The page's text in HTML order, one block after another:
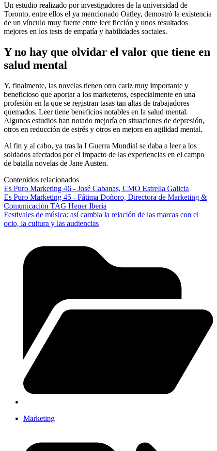
Un estudio realizado por investigadores de la universidad de
Toronto, entre ellos el ya mencionado Oatley, demostró la existencia
de un vínculo muy fuerte entre leer ficción y unos resultados
mejores en los tests de empatía y habilidades sociales.
Y no hay que olvidar el valor que tiene en
salud mental
Y, finalmente, las novelas tienen otro cariz muy importante y
beneficioso que aportar a los marketeros, especialmente en una
profesión en la que se registran tasas tan altas de trabajadores
quemados. Leer tiene beneficios notables en la salud mental.
Algunos estudios han notado mejoría en situaciones de depresión,
otros en reducción de estrés y otros en mejora en agilidad mental.
Al fin y al cabo, ya tras la I Guerra Mundial se daba a leer a los
soldados afectados por el impacto de las experiencias en el campo
de batalla novelas de Jane Austen.
Contenidos relacionados
Es Puro Marketing 46 - José Cabanas, CMO Estrella Galicia
Es Puro Marketing 45 - Fátima Doñoro, Directora de Marketing &
Comunicación TAG Heuer Iberia
Festivales de música: así cambia la relación de las marcas con el
ocio, la cultura y las audiencias
Marketing